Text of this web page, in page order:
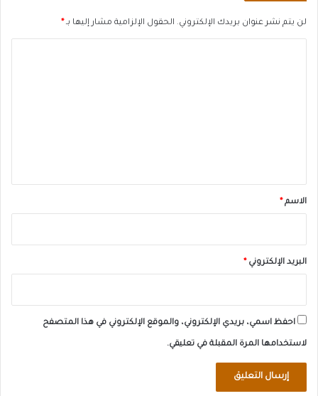
لن يتم نشر عنوان بريدك الإلكتروني. الحقول الإلزامية مشار إليها بـ*
*الاسم*
البريد الإلكتروني*
احفظ اسمي، بريدي الإلكتروني، والموقع الإلكتروني في هذا المتصفح
لاستخدامها المرة المقبلة في تعليقي.